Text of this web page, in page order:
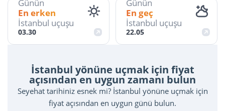
Günün
En erken
İstanbul uçuşu
03.30
Günün
En geç
İstanbul uçuşu
22.05
İstanbul yönüne uçmak için fiyat
açısından en uygun zamanı bulun
Seyehat tarihiniz esnek mi? İstanbul yönüne uçmak için
fiyat açısından en uygun günü bulun.